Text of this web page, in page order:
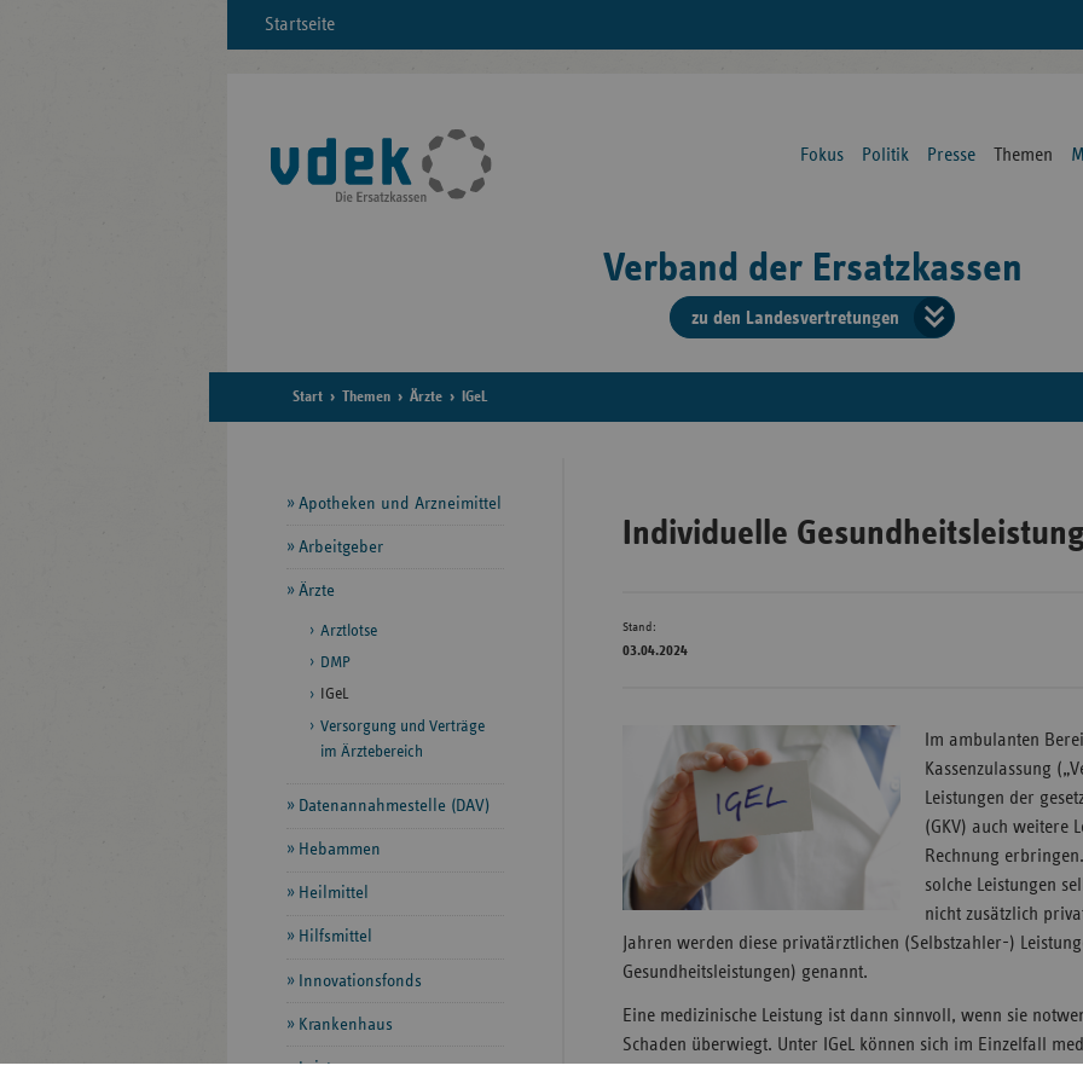
Startseite
Fokus Politik Presse Themen
Verband der Ersatzkassen
zu den Landesvertretungen
der
Hessen
Start Themen Ärzte IGeL
Individuelle
Stand:
03.04.2024
Im ambulanten
Kassenzulassung
Leistungen der
(GKV) auch weitere
Rechnung
solche Leistungen
nicht zusätzlich
Jahren werden diese privatärztlichen (Selbstzahler-)
Gesundheitsleistungen) genannt.
Eine medizinische Leistung ist dann sinnvoll, wenn sie
Schaden überwiegt. Unter IGeL können sich im Einzelfall
Seitennavigation
Apotheken und Arzneimittel
Arbeitgeber
Ärzte
Arztlotse
DMP
IGeL
Versorgung und Verträge
im Ärztebereich
Datenannahmestelle (DAV)
Hebammen
Heilmittel
Hilfsmittel
Innovationsfonds
Krankenhaus
Leistungen